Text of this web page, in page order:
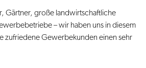
Gärtner, große landwirtschaftliche
– wir haben uns in diesem
zufriedene Gewerbekunden einen sehr